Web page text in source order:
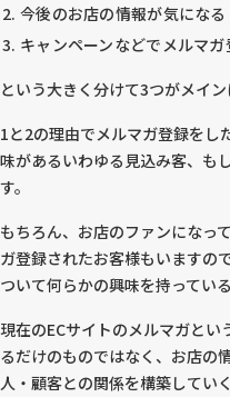
今後のお店の情報が気になる
キャンペーンなどでメルマ
という大きく分けて3つがメイ
1と2の理由でメルマガ登録をし
味があるいわゆる見込み客、も
す。
もちろん、お店のファンになっ
ガ登録されたお客様もいますの
ついて何らかの興味を持ってい
現在のECサイトのメルマガと
るだけのものではなく、お店の
人・顧客との関係を構築してい